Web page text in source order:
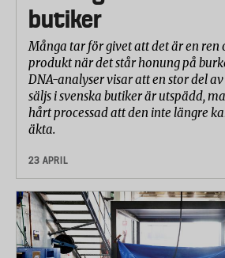
butiker
Många tar för givet att det är en ren
produkt när det står honung på
DNA-analyser visar att en stor del
säljs i svenska butiker är utspädd,
hårt processad att den inte längre
äkta.
23 APRIL